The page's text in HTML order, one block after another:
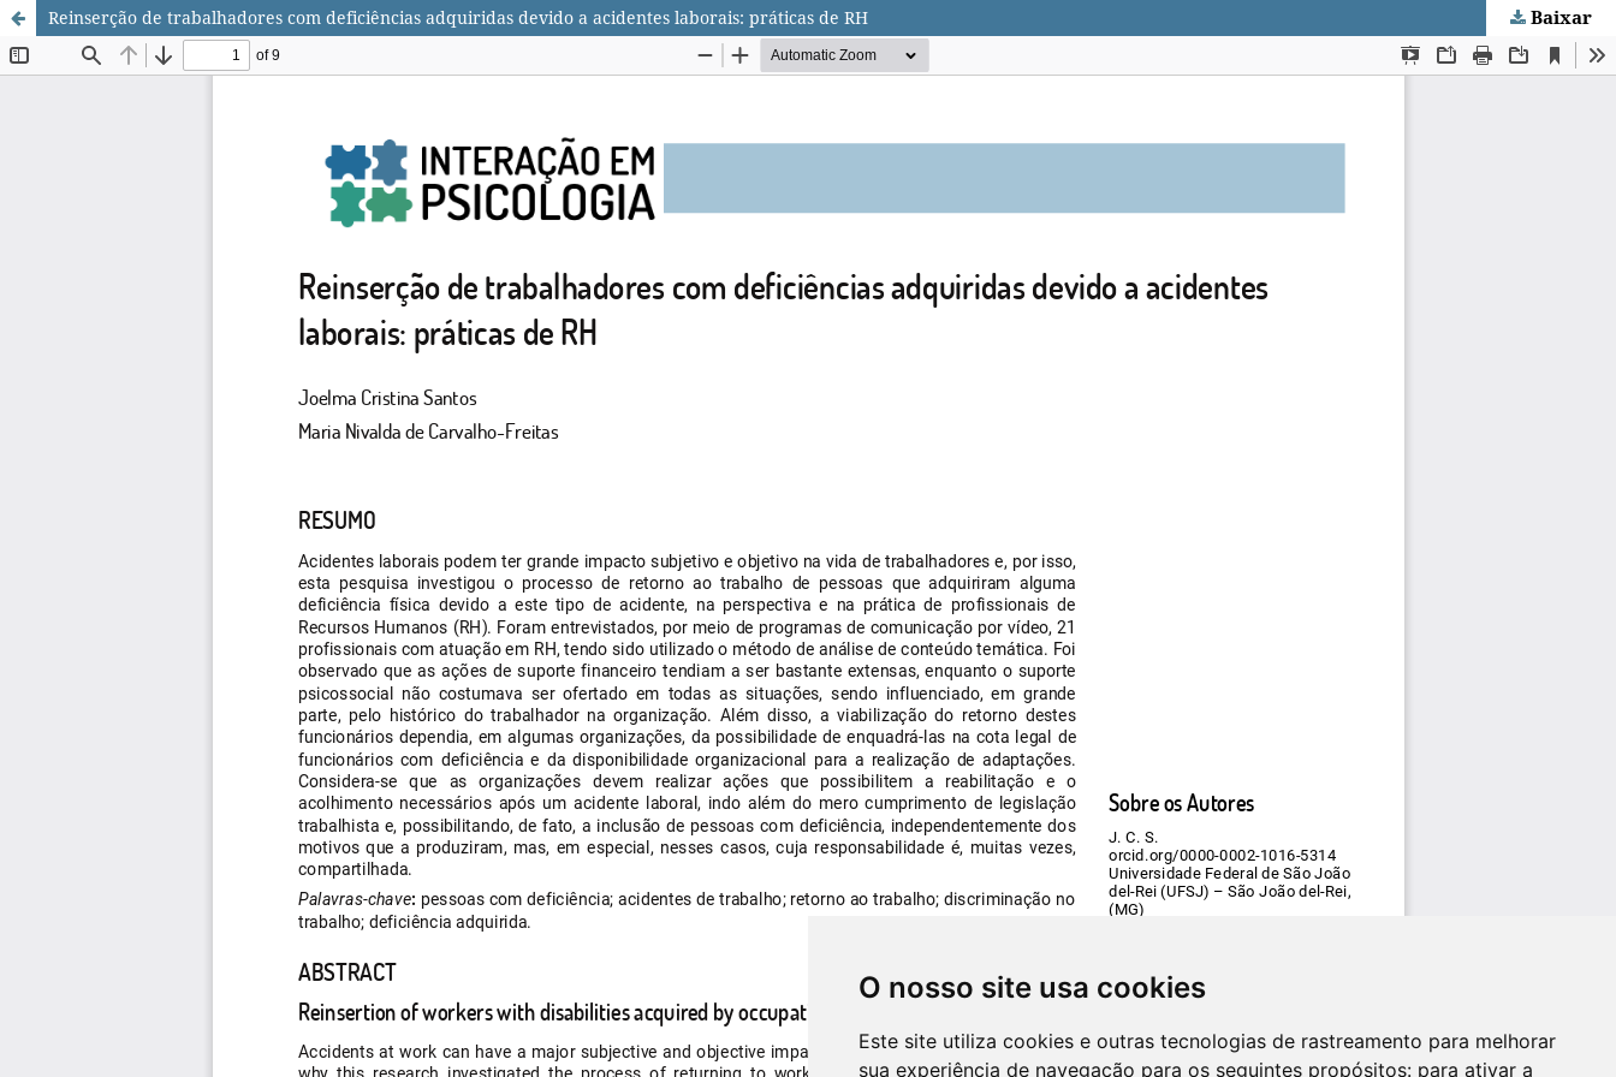
O nosso site usa cookies
Este site utiliza cookies e outras tecnologias de rastreamento para melhorar
sua experiência de navegação para os seguintes propósitos: para ativar a
Reinserção de trabalhadores com deficiências adquiridas devido a acidentes laborais: práticas de RH Baixar